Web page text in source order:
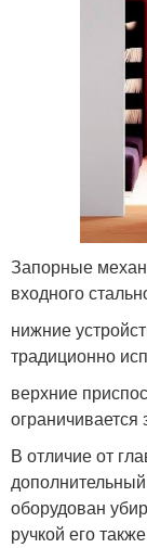
Запорные
входного
нижние
традиционно
верхние
ограничивается
В отличие от
оборудован
ручкой его